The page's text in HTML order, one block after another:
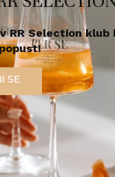
Nisem polnoleten
Sem polnoleten (18+)
RR Selection klub
SE